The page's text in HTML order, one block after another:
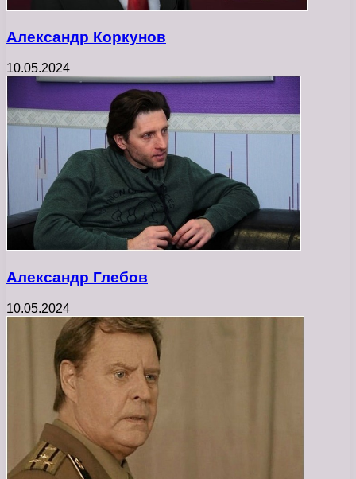
Александр Коркунов
10.05.2024
Александр Глебов
10.05.2024